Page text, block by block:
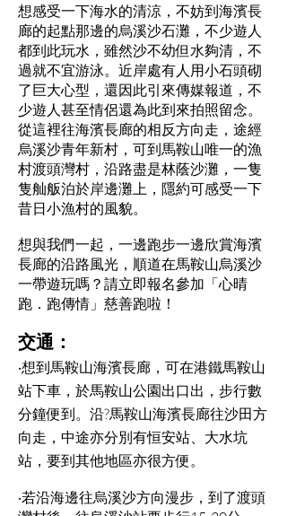
想感受一下海水的清涼，不妨到海濱長
廊的起點那邊的烏溪沙石灘，不少遊人
都到此玩水，雖然沙不幼但水夠清，不
過就不宜游泳。近岸處有人用小石頭砌
了巨大心型，還因此引來傳媒報道，不
少遊人甚至情侶還為此到來拍照留念。
從這裡往海濱長廊的相反方向走，途經
烏溪沙青年新村，可到馬鞍山唯一的漁
村渡頭灣村，沿路盡是林蔭沙灘，一隻
隻舢舨泊於岸邊灘上，隱約可感受一下
昔日小漁村的風貌。
想與我們一起，一邊跑步一邊欣賞海濱
長廊的沿路風光，順道在馬鞍山烏溪沙
一帶遊玩嗎？請立即報名參加「心晴
跑．跑傳情」慈善跑啦！
交通：
‧想到馬鞍山海濱長廊，可在港鐵馬鞍山
站下車，於馬鞍山公園出口出，步行數
分鐘便到。沿?馬鞍山海濱長廊往沙田方
向走，中途亦分別有恒安站、大水坑
站，要到其他地區亦很方便。
‧若沿海邊往烏溪沙方向漫步，到了渡頭